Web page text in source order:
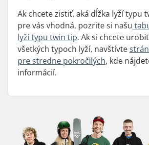
Ak chcete zistiť, aká dĺžka lyží typu
pre vás vhodná, pozrite si našu
lyží typu twin tip. Ak si chcete
všetkých typoch lyží, navštívte
pre stredne pokročilých, kde
informácií.